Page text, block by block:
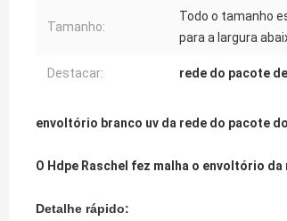
Tamanho:
Todo o tamanho
para a largura
Destacar: rede do pacote
envoltório branco uv da rede do pacote
O Hdpe Raschel fez malha o envoltório
Detalhe rápido: